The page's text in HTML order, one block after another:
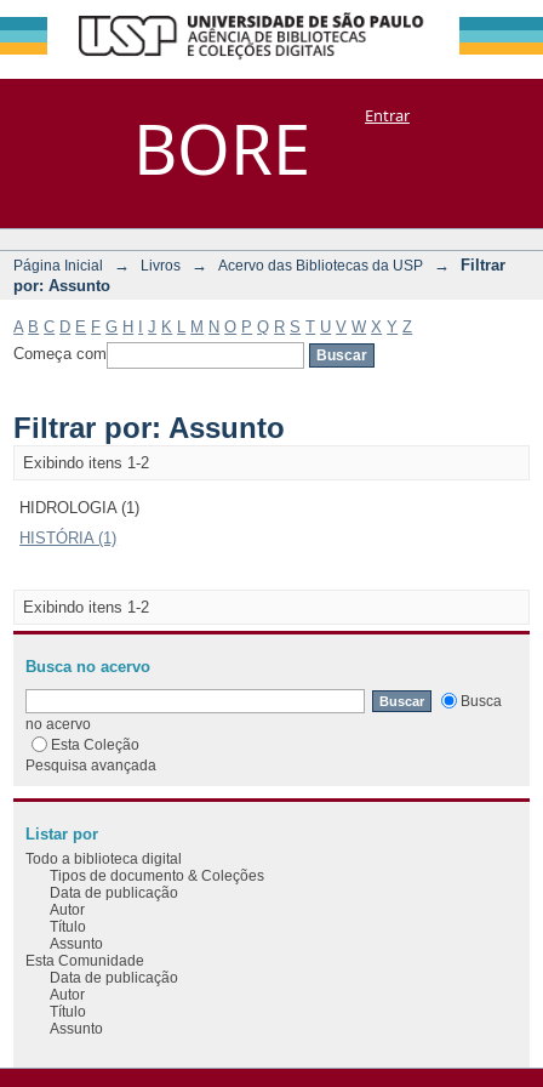
BORE
Filtrar por:
Assunto
DSpace/Manakin + CoriscoEntrar
Página Inicial → Livros → Acervo das Bibliotecas da USP →
Filtrar
por: Assunto
A B C D E F G H J K M N O P Q R S T U V W X Y Z
Começa com
Filtrar por: Assunto
Exibindo itens 1-2
HIDROLOGIA (1)
HISTÓRIA (1)
Exibindo itens 1-2
Busca no acervo
Busca
no acervo
Esta Coleção
Pesquisa avançada
Listar por
Todo a biblioteca digital
Tipos de documento & Coleções
Data de publicação
Autor
Título
Assunto
Esta Comunidade
Data de publicação
Autor
Título
Assunto